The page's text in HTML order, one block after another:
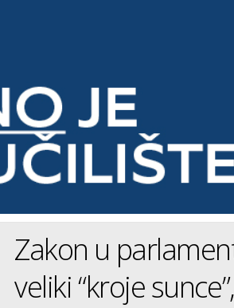
Zakon u
veliki “kroje